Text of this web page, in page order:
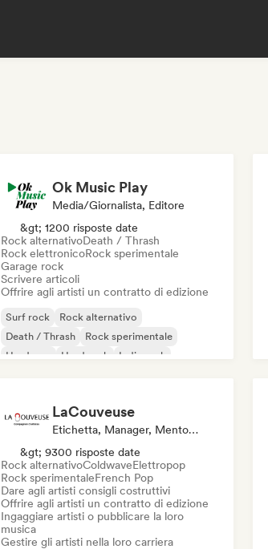
Ok Music Play
Media/Giornalista, Editore
&gt; 1200 risposte date
Rock alternativoDeath / Thrash
Rock elettronicoRock sperimentale
Garage rock
Scrivere articoli
Offrire agli artisti un contratto di edizione
Surf rock
Rock alternativo
Death / Thrash
Rock sperimentale
Hardcore
Hard rock
Indie rock
LaCouveuse
Etichetta, Manager, Mentore, Editore
&gt; 9300 risposte date
Rock alternativoColdwaveElettropop
Rock sperimentaleFrench Pop
Dare agli artisti consigli costruttivi
Offrire agli artisti un contratto di edizione
Ingaggiare artisti o pubblicare la loro
musica
Gestire gli artisti nella loro carriera